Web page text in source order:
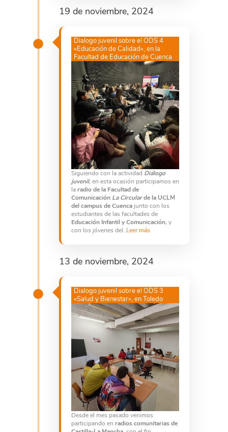
19 de noviembre, 2024
Dialogo juvenil sobre el ODS 4
«Educación de Calidad», en la
Facultad de Educación de Cuenca
Siguiendo con la actividad Diálogo
juvenil, en esta ocasión participamos en
laradio de la Facultad de
Comunicación La Circularde la UCLM
del campus de Cuencajunto con los
estudiantes de las facultades de
Educación Infantil y Comunicación, y
con los jóvenes del..Leer más
13 de noviembre, 2024
Dialogo juvenil sobre el ODS 3
«Salud y Bienestar», en Toledo
Desde el mes pasado venimos
participando en radios comunitarias de